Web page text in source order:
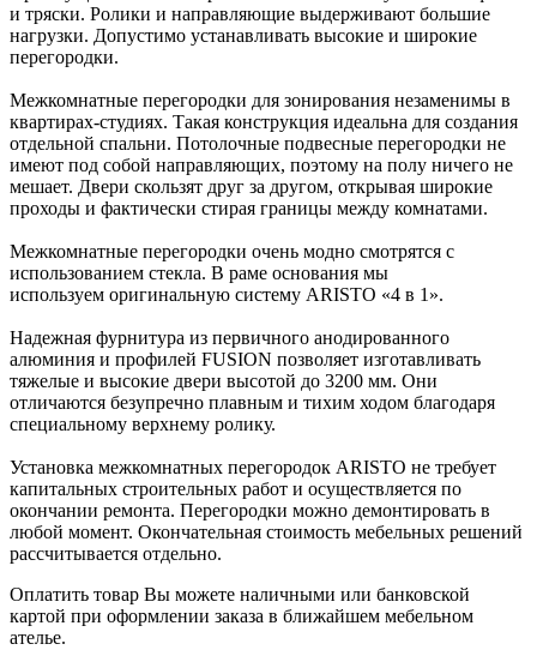
и тряски. Ролики и направляющие выдерживают большие
нагрузки. Допустимо устанавливать высокие и широкие
перегородки.
Межкомнатные перегородки для зонирования незаменимы в
квартирах-студиях. Такая конструкция идеальна для создания
отдельной спальни. Потолочные подвесные перегородки не
имеют под собой направляющих, поэтому на полу ничего не
мешает. Двери скользят друг за другом, открывая широкие
проходы и фактически стирая границы между комнатами.
Межкомнатные перегородки очень модно смотрятся с
использованием стекла. В раме основания мы
используем оригинальную систему ARISTO «4 в 1».
Надежная фурнитура из первичного анодированного
алюминия и профилей FUSION позволяет изготавливать
тяжелые и высокие двери высотой до 3200 мм. Они
отличаются безупречно плавным и тихим ходом благодаря
специальному верхнему ролику.
Установка межкомнатных перегородок ARISTO не требует
капитальных строительных работ и осуществляется по
окончании ремонта. Перегородки можно демонтировать в
любой момент. Окончательная стоимость мебельных решений
рассчитывается отдельно.
Оплатить товар Вы можете наличными или банковской
картой при оформлении заказа в ближайшем мебельном
ателье.